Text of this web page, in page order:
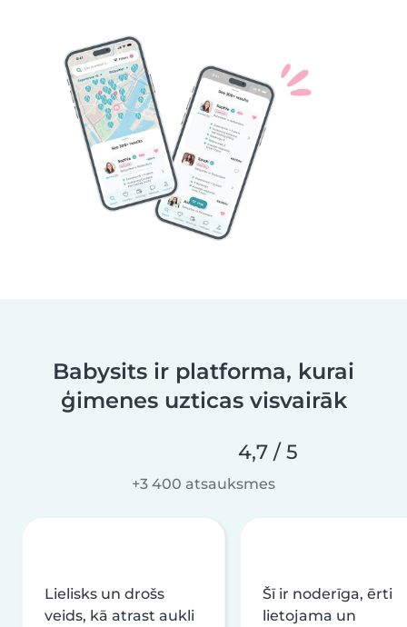
Babysits ir platforma, kurai
ģimenes uzticas visvairāk
4,7 / 5
+3 400 atsauksmes
Lielisks un drošs
veids, kā atrast aukli
Šī ir noderīga, ērti
lietojama un